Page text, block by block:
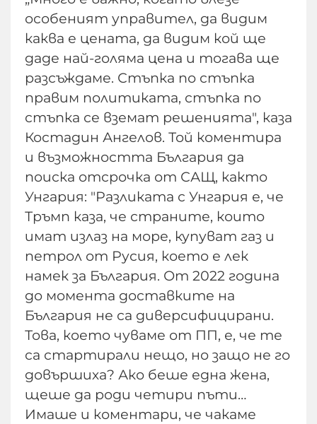
особеният управител, да видим
каква е цената, да видим кой ще
даде най-голяма цена и тогава ще
разсъждаме. Стъпка по стъпка
правим политиката, стъпка по
стъпка се вземат решенията", каза
Костадин Ангелов. Той коментира
и възможността България да
поиска отсрочка от САЩ, както
Унгария: "Разликата с Унгария е, че
Тръмп каза, че страните, които
имат излаз на море, купуват газ и
петрол от Русия, което е лек
намек за България. От 2022 година
до момента доставките на
България не са диверсифицирани.
Това, което чуваме от ПП, е, че те
са стартирали нещо, но защо не го
довършиха? Ако беше една жена,
щеше да роди четири пъти…
Имаше и коментари, че чакаме